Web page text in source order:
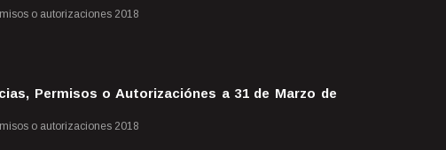
o autorizaciones 2018
Permisos o Autorizaciónes a 31 de Marzo de
o autorizaciones 2018